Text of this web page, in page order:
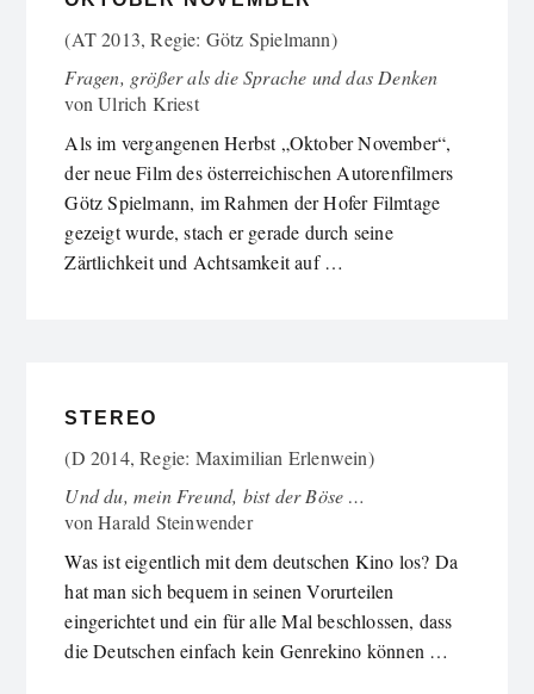
(AT 2013, Regie: Götz Spielmann)
Fragen, größer als die Sprache und das Denken
vonUlrich Kriest
Als im vergangenen Herbst „Oktober November“,
der neue Film des österreichischen Autorenfilmers
Götz Spielmann, im Rahmen der Hofer Filmtage
gezeigt wurde, stach er gerade durch seine
Zärtlichkeit und Achtsamkeit auf …
STEREO
(D 2014, Regie: Maximilian Erlenwein)
Und du, mein Freund, bist der Böse …
vonHarald Steinwender
Was ist eigentlich mit dem deutschen Kino los? Da
hat man sich bequem in seinen Vorurteilen
eingerichtet und ein für alle Mal beschlossen, dass
die Deutschen einfach kein Genrekino können …